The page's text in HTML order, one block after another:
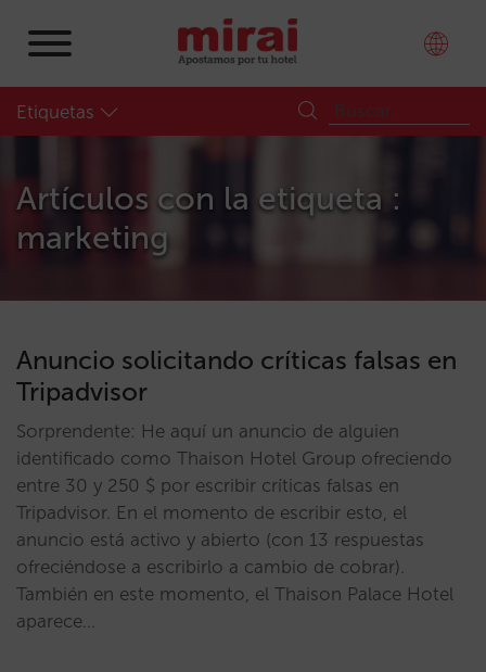
Etiquetas
Artículos con la etiqueta :
marketing
Anuncio solicitando críticas falsas en
Tripadvisor
Sorprendente: He aquí un anuncio de alguien
identificado como Thaison Hotel Group ofreciendo
entre 30 y 250 $ por escribir críticas falsas en
Tripadvisor. En el momento de escribir esto, el
anuncio está activo y abierto (con 13 respuestas
ofreciéndose a escribirlo a cambio de cobrar).
También en este momento, el Thaison Palace Hotel
aparece…